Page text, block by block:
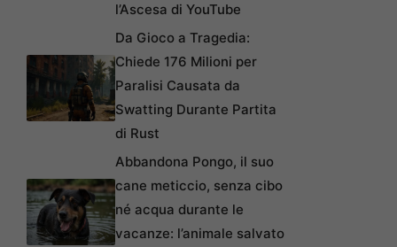
l’Ascesa di YouTube
Da Gioco a Tragedia:
Chiede 176 Milioni per
Paralisi Causata da
Swatting Durante Partita
di Rust
Abbandona Pongo, il suo
cane meticcio, senza cibo
né acqua durante le
vacanze: l’animale salvato